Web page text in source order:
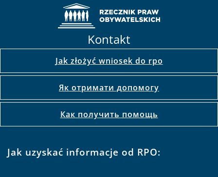
Kontakt
Jak złożyć wniosek do rpo
Як отримати допомогу
Как получить помощь
Jak uzyskać informacje od RPO: